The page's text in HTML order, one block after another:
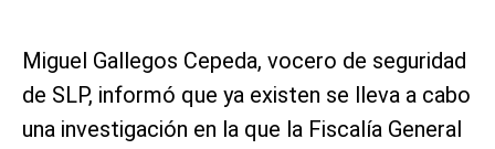
Miguel Gallegos Cepeda, vocero de seguridad
de SLP, informó que ya existen se lleva a cabo
una investigación en la que la Fiscalía General